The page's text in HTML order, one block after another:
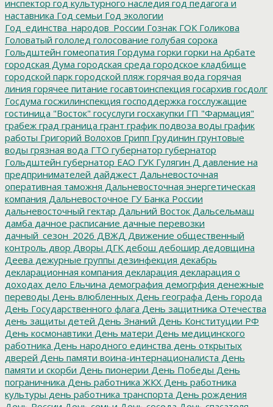
инспектор год культурного наследия год педагога и
наставника Год семьи Год экологии
Год_единства_народов_России Гознак ГОК Голикова
Головатый гололед голосование голубая сорока
Гольдштейн гомеопатия Гордума горки горки на Арбате
городская Дума городская среда городское кладбище
городской парк городской пляж горячая вода горячая
линия горячее питание госавтоинспекция госархив госдолг
Госдума госжилинспекция господдержка госслужащие
гостиница "Восток" госуслуги госхакупки ГП "Фармация"
грабеж град граница грант график подвоза воды график
работы Григорий Волохов Грипп Грудинин грунтовые
воды грязная вода ГТО губернатор губернатор
Гольдштейн губернатор ЕАО ГУК Гулягин Д давление на
предпринимателей дайджест Дальневосточная
оперативная таможня Дальневосточная энергетическая
компания Дальневосточное ГУ Банка России
дальневосточный гектар Дальний Восток Дальсельмаш
дамба дачное расписание дачные перевозки
дачный_сезон_2026 ДВЖД Движение общественный
контроль двор Дворы ДГК дебош дебошир дедовщина
Деева дежурные группы дезинфекция декабрь
декларационная компания декларация декларация о
доходах дело Ельчина демография демогрфия денежные
переводы День влюбленных День географа День города
День Государственного флага День защитника Отечества
день защиты детей День Знаний День Конституции РФ
День космонавтики День матери День медицинского
работника День народного единства день открытых
дверей День памяти воина-интернационалиста День
памяти и скорби День пионерии День Победы День
пограничника День работника ЖКХ День работника
культуры день работника транспорта День рождения